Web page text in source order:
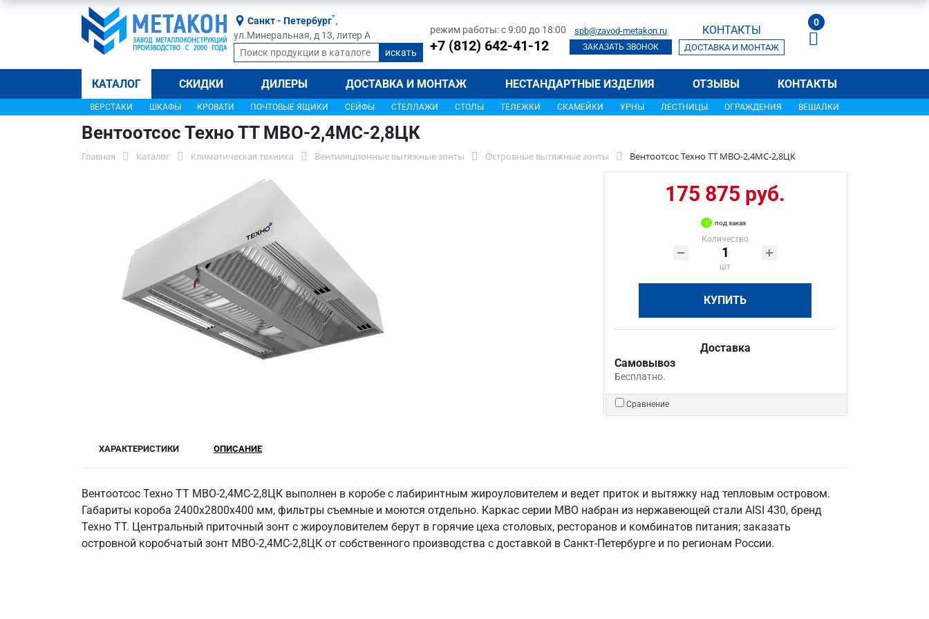
Санкт - Петербург ,
ул.Минеральная, д 13, литер А
режим работы: с 9:00 до 18:00
+7 (812) 642-41-12
spb@zavod-metakon.ru
ЗАКАЗАТЬ ЗВОНОК
КОНТАКТЫ
ДОСТАВКА И МОНТАЖ
0
КАТАЛОГ СКИДКИ ДИЛЕРЫ ДОСТАВКА И МОНТАЖ НЕСТАНДАРТНЫЕ ИЗДЕЛИЯ ОТЗЫВЫ КОНТАКТЫ
ВЕРСТАКИ ШКАФЫ КРОВАТИ ПОЧТОВЫЕ ЯЩИКИ СЕЙФЫ СТЕЛЛАЖИ СТОЛЫ ТЕЛЕЖКИ СКАМЕЙКИ УРНЫ ЛЕСТНИЦЫ ОГРАЖДЕНИЯ ВЕШАЛКИ
Вентоотсос Техно ТТ МВО-2,4МС-2,8ЦК
Главная Каталог Климатическая техника Вентиляционные вытяжные зонты Островные вытяжные зонты Вентоотсос Техно ТТ МВО-2,4МС-2,8ЦК
175 875 руб.
под заказ
Количество
шт
КУПИТЬ
Доставка
Самовывоз
Бесплатно.
Сравнение
ХАРАКТЕРИСТИКИ ОПИСАНИЕ
Вентоотсос Техно ТТ МВО-2,4МС-2,8ЦК выполнен в коробе с лабиринтным жироуловителем и ведет приток и вытяжку над тепловым островом.
Габариты короба 2400х2800х400 мм, фильтры съемные и моются отдельно. Каркас серии МВО набран из нержавеющей стали AISI 430, бренд
Техно ТТ. Центральный приточный зонт с жироуловителем берут в горячие цеха столовых, ресторанов и комбинатов питания; заказать
островной коробчатый зонт МВО-2,4МС-2,8ЦК от собственного производства с доставкой в Санкт‑Петербурге и по регионам России.